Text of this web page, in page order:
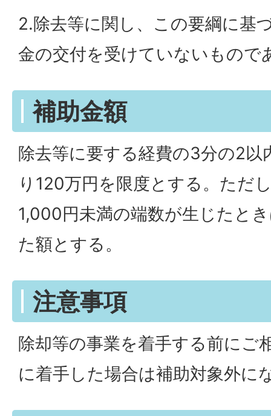
2.除去等に関し、この要綱に基
金の交付を受けていないもので
補助金額
除去等に要する経費の3分の2以
り120万円を限度とする。ただ
1,000円未満の端数が生じたと
た額とする。
注意事項
除却等の事業を着手する前にご
に着手した場合は補助対象外に